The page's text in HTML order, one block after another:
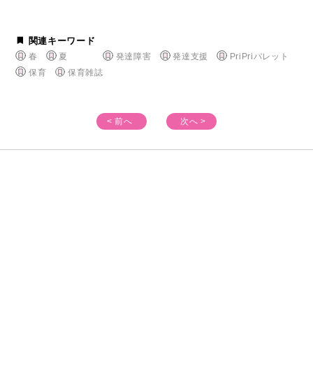
関連キーワード
春 夏 発達障害 発達支援
PriPriパレット
保育
保育雑誌
< 前へ 次へ >